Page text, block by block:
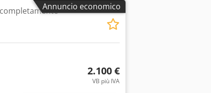
Annuncio economico
2.100 €
VB più IVA